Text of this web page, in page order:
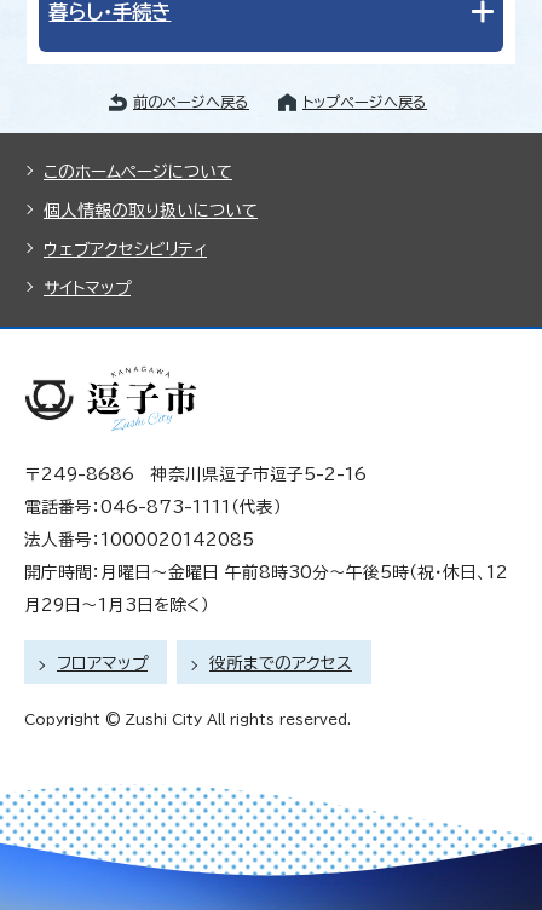
暮らし・手続き
前のページへ戻る トップページへ戻る
このホームページについて
個人情報の取り扱いについて
ウェブアクセシビリティ
サイトマップ
〒249-8686 神奈川県逗子市逗子5-2-16
電話番号：046-873-1111（代表）
法人番号：1000020142085
開庁時間：月曜日～金曜日 午前8時30分～午後5時（祝・休日、12
月29日～1月3日を除く）
フロアマップ 役所までのアクセス
Copyright © Zushi City All rights reserved.